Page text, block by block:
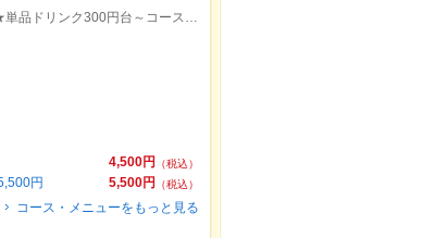
青森駅前【個室完備】フードorドリンク20％オフ★単品ドリンク300円台～コースじゃなくても飲み放題あり◎
4,500円
（税込）
5,500円
（税込）
円
コース・メニューをもっと見る